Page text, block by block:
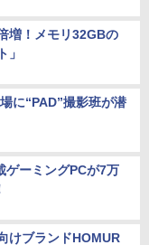
増！メモリ32GBの
」
に“PAD”撮影班が潜
ゲーミングPCが7万
けブランドHOMUR